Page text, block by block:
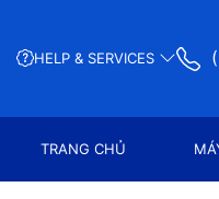
HELP & SERVICES
TRANG CHỦ